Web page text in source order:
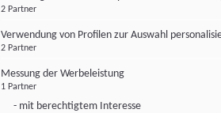
2 Partner
Verwendung von Profilen zur Auswahl
2 Partner
Messung der Werbeleistung
1 Partner
- mit berechtigtem Interesse